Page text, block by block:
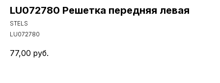
LU072780 Решетка передняя левая
STELS
LU072780
77,00 руб.